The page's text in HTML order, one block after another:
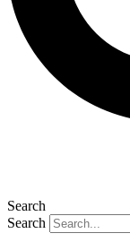
Search
Search